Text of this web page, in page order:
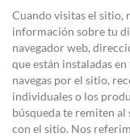
Cuando visitas el sitio,
información sobre tu
navegador web,
que están instaladas
navegas por el sitio,
individuales o los
búsqueda te remiten
con el sitio. Nos